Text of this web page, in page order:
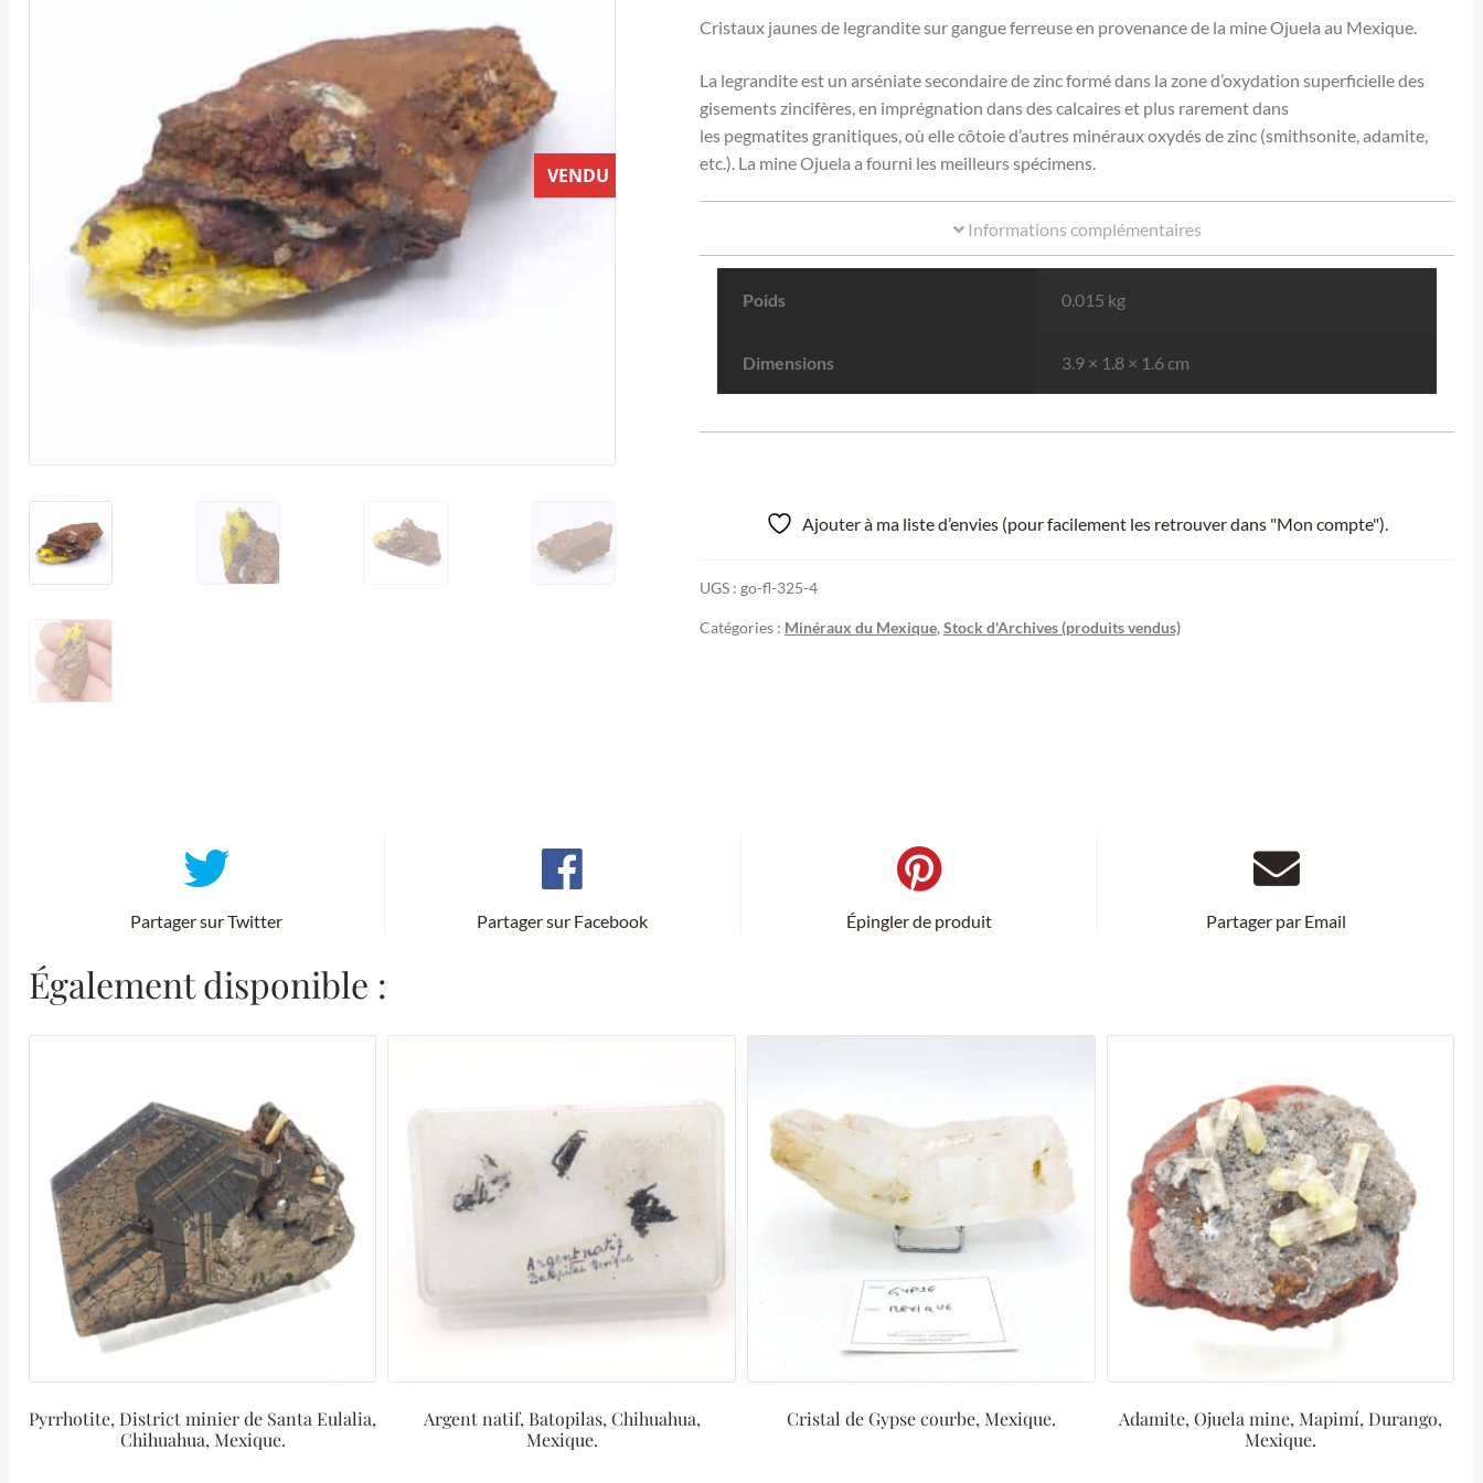
VENDU
Cristaux jaunes de legrandite sur gangue ferreuse en provenance de la mine Ojuela au Mexique.
La legrandite est un arséniate secondaire de zinc formé dans la zone d’oxydation superficielle des
gisements zincifères, en imprégnation dans des calcaires et plus rarement dans
les pegmatites granitiques, où elle côtoie d’autres minéraux oxydés de zinc (smithsonite, adamite,
etc.). La mine Ojuela a fourni les meilleurs spécimens.
Informations complémentaires
Poids 0.015 kg
Dimensions 3.9 × 1.8 × 1.6 cm
Ajouter à ma liste d’envies (pour facilement les retrouver dans "Mon compte").
UGS : go-fl-325-4
Catégories : Minéraux du Mexique, Stock d'Archives (produits vendus)
Partager sur Twitter Partager sur Facebook Épingler de produit Partager par Email
Également disponible :
Pyrrhotite, District minier de Santa Eulalia,
Chihuahua, Mexique.
Argent natif, Batopilas, Chihuahua,
Mexique.
Cristal de Gypse courbe, Mexique.
Adamite, Ojuela mine, Mapimí, Durango,
Mexique.